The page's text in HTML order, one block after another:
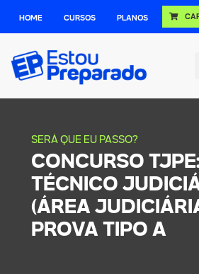
HOME CURSOS PLANOS
SERÁ QUE EU PASSO?
CONCURSO
TÉCNICO
(ÁREA
PROVA TIPO A